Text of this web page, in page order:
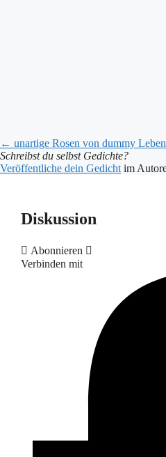
← unartige Rosen von dummy
Schreibst du selbst Gedichte?
Veröffentliche dein Gedicht im
Diskussion
Abonnieren
Verbinden mit